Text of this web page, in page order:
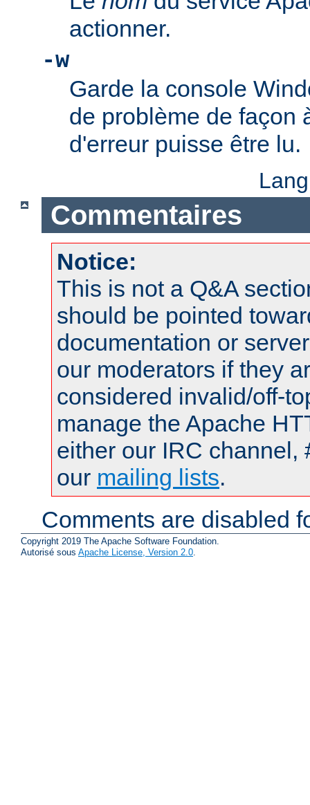
actionner.
-w
Garde la console
de problème de façon
d'erreur puisse être lu.
Commentaires
Notice:
This is not a Q&A
should be pointed
documentation or
our moderators if they
considered invalid/off-
manage the Apache
either our IRC channel,
our mailing lists.
Comments are disabled
Copyright 2019 The Apache Software Foundation.
Autorisé sous Apache License, Version 2.0